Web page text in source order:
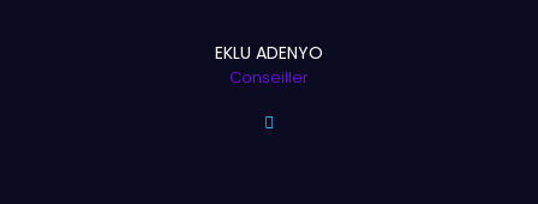
EKLU ADENYO
Conseiller